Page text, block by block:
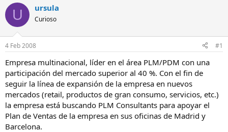
i
a
d
o
r
e
l
t
e
m
a
c
h
a
i
n
i
c
i
o
U ursula
Curioso
4 Feb 2008 #1
Empresa multinacional, líder en el área PLM/PDM con una
participación del mercado superior al 40 %. Con el fin de
seguir la línea de expansión de la empresa en nuevos
mercados (retail, productos de gran consumo, servicios, etc.)
la empresa está buscando PLM Consultants para apoyar el
Plan de Ventas de la empresa en sus oficinas de Madrid y
Barcelona.